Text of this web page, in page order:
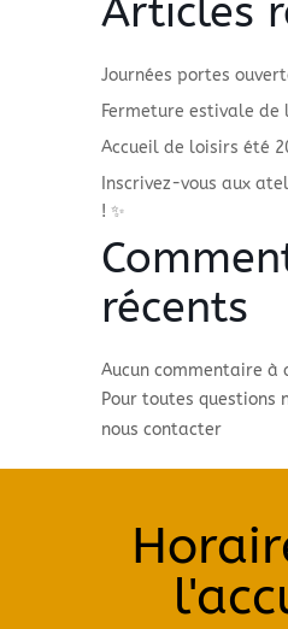
Articles
Journées portes
Fermeture estivale de
Accueil de loisirs été
Inscrivez-vous aux
! ✨
récents
Aucun commentaire à
Pour toutes questions
nous contacter